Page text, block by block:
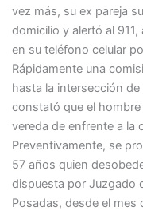
vez más, su ex pareja
domicilio y alertó al
en su teléfono celular
Rápidamente una
hasta la intersección
constató que el
vereda de enfrente a la
Preventivamente, se
57 años quien
dispuesta por Juzgado
Posadas, desde el mes